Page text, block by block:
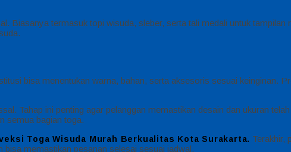
Biasanya termasuk topi wisuda, sleber, serta tali medali untuk tampilan
bisa menentukan warna, bahan, serta aksesoris sesuai keinginan.
Tahap ini penting agar pelanggan memastikan desain dan ukuran
semua bagian toga.
Toga Wisuda Murah Berkualitas Kota Surakarta. Terakhir,
memastikan pesanan selesai sesuai jadwal.